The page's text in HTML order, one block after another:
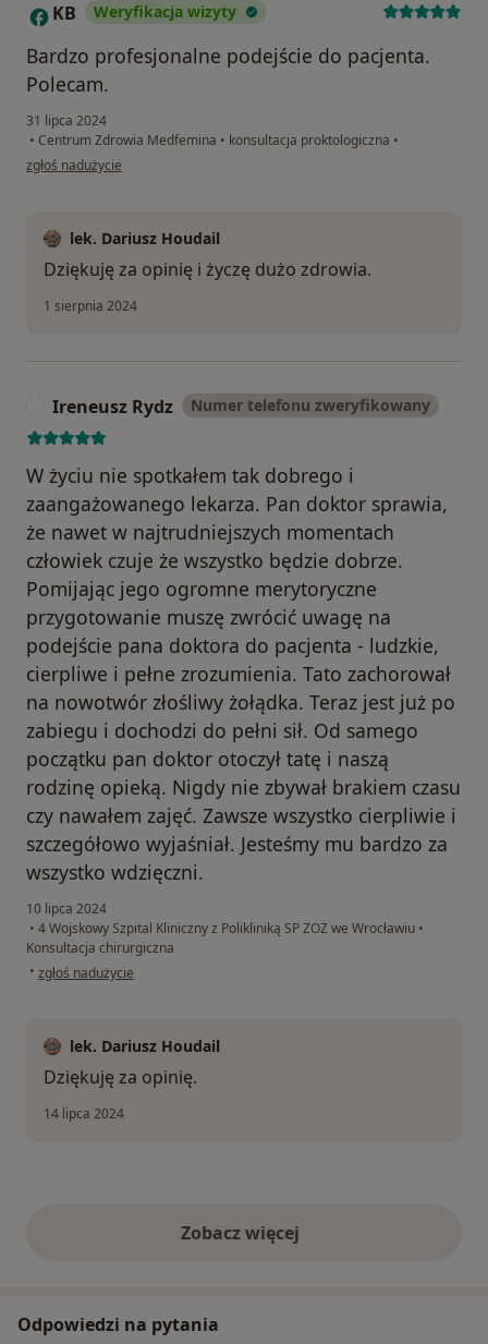
K KB Weryfikacja wizyty
Bardzo profesjonalne podejście do pacjenta.
Polecam.
31 lipca 2024
• Centrum Zdrowia Medfemina • konsultacja proktologiczna •
w opinii użytkownika KB
zgłoś nadużycie
lek. Dariusz Houdail
Dziękuję za opinię i życzę dużo zdrowia.
1 sierpnia 2024
Ireneusz Rydz Numer telefonu zweryfikowany
W życiu nie spotkałem tak dobrego i
zaangażowanego lekarza. Pan doktor sprawia,
że nawet w najtrudniejszych momentach
człowiek czuje że wszystko będzie dobrze.
Pomijając jego ogromne merytoryczne
przygotowanie muszę zwrócić uwagę na
podejście pana doktora do pacjenta - ludzkie,
cierpliwe i pełne zrozumienia. Tato zachorował
na nowotwór złośliwy żołądka. Teraz jest już po
zabiegu i dochodzi do pełni sił. Od samego
początku pan doktor otoczył tatę i naszą
rodzinę opieką. Nigdy nie zbywał brakiem czasu
czy nawałem zajęć. Zawsze wszystko cierpliwie i
szczegółowo wyjaśniał. Jesteśmy mu bardzo za
wszystko wdzięczni.
10 lipca 2024
• 4 Wojskowy Szpital Kliniczny z Polikliniką SP ZOZ we Wrocławiu •
Konsultacja chirurgiczna
• w opinii użytkownika Ireneusz Rydz
zgłoś nadużycie
lek. Dariusz Houdail
Dziękuję za opinię.
14 lipca 2024
Zobacz więcejopinie powyżej
Odpowiedzi na pytania